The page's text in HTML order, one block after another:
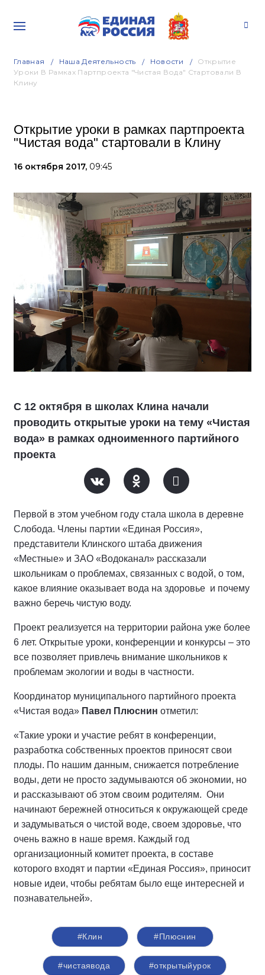
Главная Наша Деятельность Новости
Открытие
Уроки В Рамках Партпроекта "Чистая Вода" Стартовали В
Клину
Открытие уроки в рамках партпроекта
"Чистая вода" стартовали в Клину
16 октября 2017, 09:45
С 12 октября в школах Клина начали
проводить открытые уроки на тему «Чистая
вода» в рамках одноименного партийного
проекта
Первой в этом учебном году стала школа в деревне
Слобода. Члены партии «Единая Россия»,
представители Клинского штаба движения
«Местные» и ЗАО «Водоканал» рассказали
школьникам о проблемах, связанных с водой, о том,
какое влияние оказывает вода на здоровье и почему
важно беречь чистую воду.
Проект реализуется на территории района уже более
6 лет. Открытые уроки, конференции и конкурсы – это
все позволяет привлечь внимание школьников к
проблемам экологии и воды в частности.
Координатор муниципального партийного проекта
«Чистая вода» Павел Плюснин отметил:
«Такие уроки и участие ребят в конференции,
разработка собственных проектов приносят свои
плоды. По нашим данным, снижается потребление
воды, дети не просто задумываются об экономии, но
и рассказывают об этом своим родителям. Они
начинают бережней относиться к окружающей среде
и задумываться о чистой воде, своем здоровье, что
очень важно в наше время. Каждый год
организационный комитет проекта, в составе
которого входят и партии «Единая Россия», приносит
новые идеи, чтобы ребятам было еще интересней и
познавательней».
#Клин #Плюснин
#чистаявода #открытыйурок